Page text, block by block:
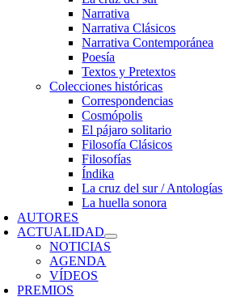
Narrativa
Narrativa Clásicos
Narrativa Contemporánea
Poesía
Textos y Pretextos
Colecciones históricas
Correspondencias
Cosmópolis
El pájaro solitario
Filosofía Clásicos
Filosofías
Índika
La cruz del sur / Antologías
La huella sonora
AUTORES
ACTUALIDAD
NOTICIAS
AGENDA
VÍDEOS
PREMIOS